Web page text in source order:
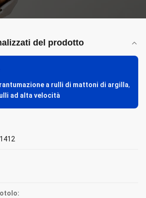
del prodotto
a rulli di mattoni di argilla,
ad alta velocità